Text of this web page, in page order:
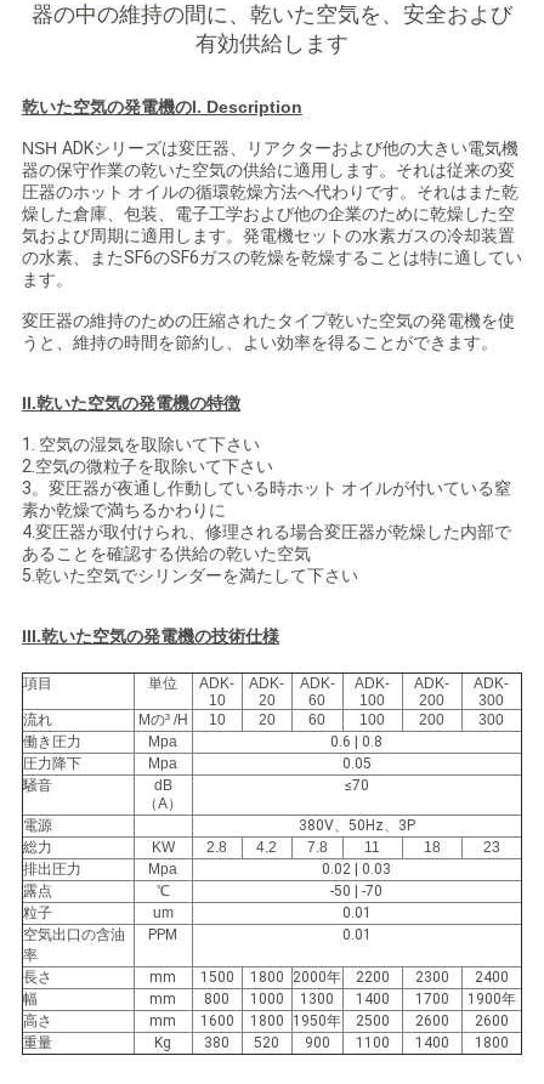
連
し
な
さ
い
ニ
ュ
ー
ス
引
用
を
要
求
し
な
さ
い
地
器の中の維持の間に、乾いた空気を、安全および
有効供給します
乾いた空気の発電機のI. Description
NSH ADKシリーズは変圧器、リアクターおよび他の大きい電気機
器の保守作業の乾いた空気の供給に適用します。それは従来の変
圧器のホット オイルの循環乾燥方法へ代わりです。それはまた乾
燥した倉庫、包装、電子工学および他の企業のために乾燥した空
気および周期に適用します。発電機セットの水素ガスの冷却装置
の水素、またSF6のSF6ガスの乾燥を乾燥することは特に適してい
ます。
変圧器の維持のための圧縮されたタイプ乾いた空気の発電機を使
うと、維持の時間を節約し、よい効率を得ることができます。
II.乾いた空気の発電機の特徴
1. 空気の湿気を取除いて下さい
2.空気の微粒子を取除いて下さい
3。変圧器が夜通し作動している時ホット オイルが付いている窒
素か乾燥で満ちるかわりに
4.変圧器が取付けられ、修理される場合変圧器が乾燥した内部で
あることを確認する供給の乾いた空気
5.乾いた空気でシリンダーを満たして下さい
III.乾いた空気の発電機の技術仕様
項目 単位
ADK-
10
ADK-
20
ADK-
60
ADK-
100
ADK-
200
ADK-
300
流れ
Mの³ /H 10 20 60 100 200
300
働き圧力
Mpa
0.6 | 0.8
圧力降下
Mpa
0.05
騒音
dB
（A）
≤70
電源
380V、50Hz、3P
総力
KW 2.8 4.2 7.8 11 18
23
排出圧力
Mpa
0.02 | 0.03
露点
℃
-50 | -70
粒子
um
0.01
空気出口の含油
率
PPM 0.01
長さ mm 1500 1800 2000年 2200 2300
2400
幅
mm 800 1000 1300 1400 1700
1900年
高さ
mm 1600 1800 1950年 2500 2600
2600
重量
Kg 380 520 900 1100 1400 1800